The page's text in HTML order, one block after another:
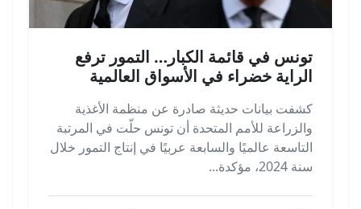
تونس في قائمة الكبار… التمور ترفع
الراية خضراء في الأسواق العالمية
كشفت بيانات حديثة صادرة عن منظمة الأغذية
والزراعة للأمم المتحدة أن تونس حلّت في المرتبة
التاسعة عالميًا والسابعة عربيًا في إنتاج التمور خلال
سنة 2024، مؤكدة...